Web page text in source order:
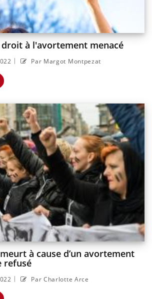
droit à l'avortement menacé
| Par Margot Montpezat
à cause d’un avortement
refusé
| Par Charlotte Arce